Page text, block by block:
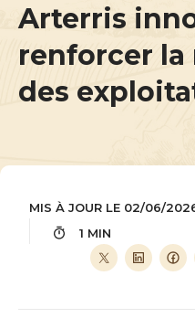
Arterris
renforcer
des
MIS À JOUR LE 02/06/
1 MIN